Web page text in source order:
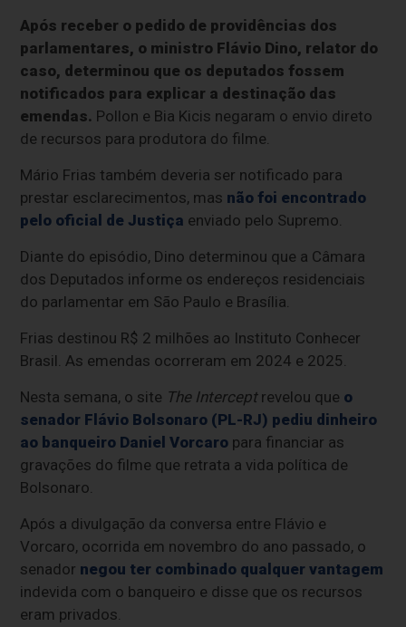
Após receber o pedido de providências dos
parlamentares, o ministro Flávio Dino, relator do
caso, determinou que os deputados fossem
notificados para explicar a destinação das
emendas. Pollon e Bia Kicis negaram o envio direto
de recursos para produtora do filme.
Mário Frias também deveria ser notificado para
prestar esclarecimentos, mas não foi encontrado
pelo oficial de Justiça enviado pelo Supremo.
Diante do episódio, Dino determinou que a Câmara
dos Deputados informe os endereços residenciais
do parlamentar em São Paulo e Brasília.
Frias destinou R$ 2 milhões ao Instituto Conhecer
Brasil. As emendas ocorreram em 2024 e 2025.
Nesta semana, o site The Interceptrevelou que o
senador Flávio Bolsonaro (PL-RJ) pediu dinheiro
ao banqueiro Daniel Vorcaro para financiar as
gravações do filme que retrata a vida política de
Bolsonaro.
Após a divulgação da conversa entre Flávio e
Vorcaro, ocorrida em novembro do ano passado, o
senador negou ter combinado qualquer vantagem
indevida com o banqueiro e disse que os recursos
eram privados.